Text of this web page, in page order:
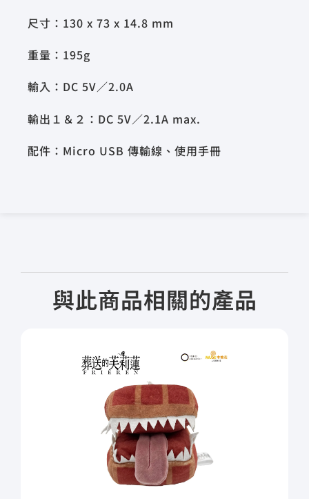
尺寸：130 x 73 x 14.8 mm
重量：195g
輸入：DC 5V／2.0A
輸出１＆２：DC 5V／2.1A max.
配件：Micro USB 傳輸線、使用手冊
與此商品相關的產品